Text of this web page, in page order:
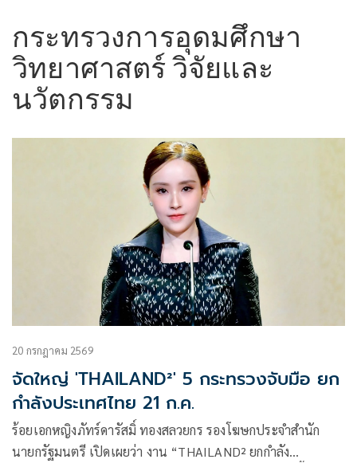
กระทรวงการอุดมศึกษา
วิทยาศาสตร์ วิจัยและ
นวัตกรรม
20 กรกฎาคม 2569
จัดใหญ่ 'THAILAND²' 5 กระทรวงจับมือ ยก
กำลังประเทศไทย 21 ก.ค.
ร้อยเอกหญิงภัทร์ดารัสมิ์ ทองสลวยกร รองโฆษกประจำสำนัก
นายกรัฐมนตรี เปิดเผยว่า งาน “THAILAND² ยกกำลัง